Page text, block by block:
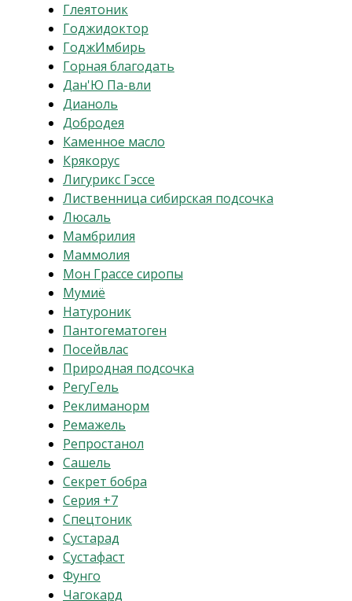
Глеятоник
Годжидоктор
ГоджИмбирь
Горная благодать
Дан'Ю Па-вли
Дианоль
Добродея
Каменное масло
Крякорус
Лигурикс Гэссе
Лиственница сибирская подсочка
Люсаль
Мамбрилия
Маммолия
Мон Грассе сиропы
Мумиё
Натуроник
Пантогематоген
Посейвлас
Природная подсочка
РегуГель
Реклиманорм
Ремажель
Репростанол
Сашель
Секрет бобра
Серия +7
Спецтоник
Сустарад
Сустафаст
Фунго
Чагокард